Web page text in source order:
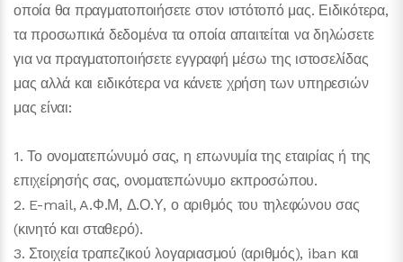
οποία θα πραγματοποιήσετε στον ιστότοπό μας. Ειδικότερα,
τα προσωπικά δεδομένα τα οποία απαιτείται να δηλώσετε
για να πραγματοποιήσετε εγγραφή μέσω της ιστοσελίδας
μας αλλά και ειδικότερα να κάνετε χρήση των υπηρεσιών
μας είναι:
1. Το ονοματεπώνυμό σας, η επωνυμία της εταιρίας ή της
επιχείρησής σας, ονοματεπώνυμο εκπροσώπου.
2. E-mail, A.Φ.Μ, Δ.Ο.Υ, ο αριθμός του τηλεφώνου σας
(κινητό και σταθερό).
3. Στοιχεία τραπεζικού λογαριασμού (αριθμός), iban και